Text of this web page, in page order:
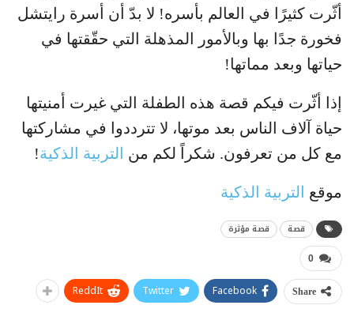
أثّرت كثيرًا في العالم بأسره! لا بدّ أن أسرة رايتشل
فخورة جدًا بها وبالأمور المذهلة التي حقّقتها في
حياتها وبعد مماتها!
إذا أثّرت فيكم قصة هذه الطفلة التي غيرت أمنيتها
حياة آلاف الناس بعد موتها، لا تترددوا في مشاركتها
مع كل من تعرفون. شكراً لكم من التربية الذكية!
موقع التربية الذكية
قصة قصة مؤثرة
0
Share
Facebook
Twitter
ReddIt